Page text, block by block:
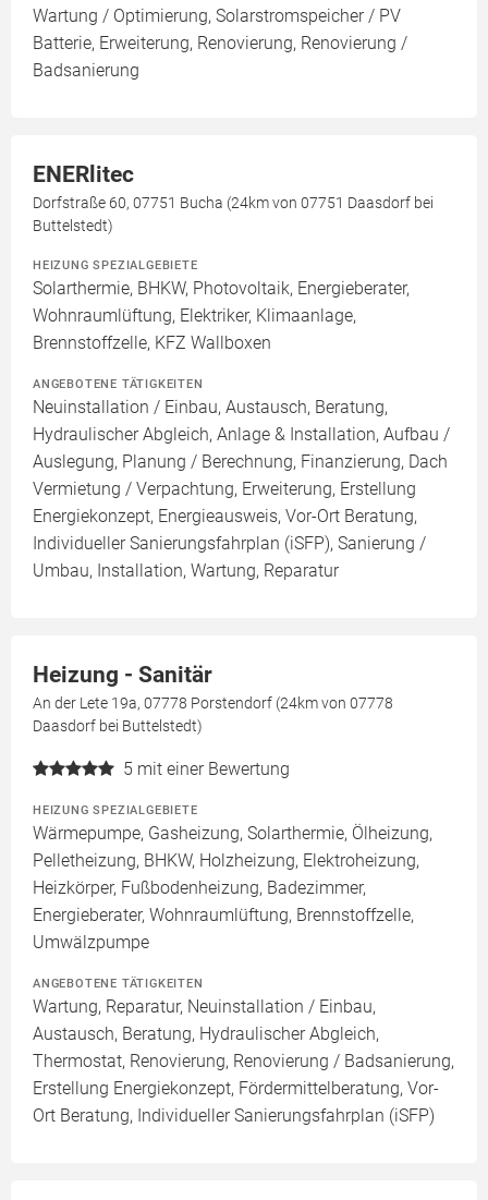
Wartung / Optimierung, Solarstromspeicher / PV
Batterie, Erweiterung, Renovierung, Renovierung /
Badsanierung
ENERlitec
Dorfstraße 60, 07751 Bucha (24km von 07751 Daasdorf bei
Buttelstedt)
HEIZUNG SPEZIALGEBIETE
Solarthermie, BHKW, Photovoltaik, Energieberater,
Wohnraumlüftung, Elektriker, Klimaanlage,
Brennstoffzelle, KFZ Wallboxen
ANGEBOTENE TÄTIGKEITEN
Neuinstallation / Einbau, Austausch, Beratung,
Hydraulischer Abgleich, Anlage & Installation, Aufbau /
Auslegung, Planung / Berechnung, Finanzierung, Dach
Vermietung / Verpachtung, Erweiterung, Erstellung
Energiekonzept, Energieausweis, Vor-Ort Beratung,
Individueller Sanierungsfahrplan (iSFP), Sanierung /
Umbau, Installation, Wartung, Reparatur
Heizung - Sanitär
An der Lete 19a, 07778 Porstendorf (24km von 07778
Daasdorf bei Buttelstedt)
5 mit einer Bewertung
HEIZUNG SPEZIALGEBIETE
Wärmepumpe, Gasheizung, Solarthermie, Ölheizung,
Pelletheizung, BHKW, Holzheizung, Elektroheizung,
Heizkörper, Fußbodenheizung, Badezimmer,
Energieberater, Wohnraumlüftung, Brennstoffzelle,
Umwälzpumpe
ANGEBOTENE TÄTIGKEITEN
Wartung, Reparatur, Neuinstallation / Einbau,
Austausch, Beratung, Hydraulischer Abgleich,
Thermostat, Renovierung, Renovierung / Badsanierung,
Erstellung Energiekonzept, Fördermittelberatung, Vor-
Ort Beratung, Individueller Sanierungsfahrplan (iSFP)